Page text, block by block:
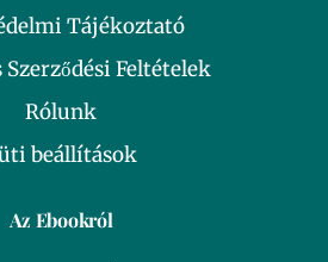
Tájékoztató
Feltételek
Rólunk
beállítások
Az Ebookról